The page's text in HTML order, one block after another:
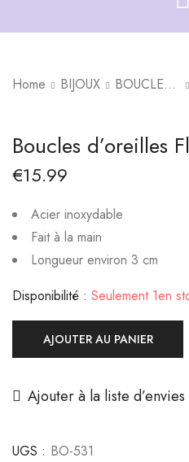
Home BIJOUX BOUCLES D'OREILLES
Boucles d’oreilles
€15.99
Acier inoxydable
Fait à la main
Longueur environ 3 cm
Disponibilité : Seulement 1en
AJOUTER AU PANIER
Ajouter à la liste d’envies
UGS : BO-531